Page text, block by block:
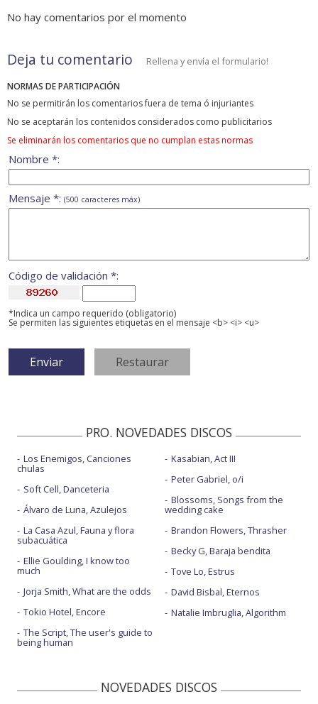
No hay comentarios por el momento
Deja tu comentario Rellena y envía el formulario!
NORMAS DE PARTICIPACIÓN
No se permitirán los comentarios fuera de tema ó injuriantes
No se aceptarán los contenidos considerados como publicitarios
Se eliminarán los comentarios que no cumplan estas normas
Nombre *:
Mensaje *: (500 caracteres máx)
Código de validación *:
*Indica un campo requerido (obligatorio)
Se permiten las siguientes etiquetas en el mensaje <b> <i> <u>
PRO. NOVEDADES DISCOS
Los Enemigos, Canciones
chulas
Soft Cell, Danceteria
Álvaro de Luna, Azulejos
La Casa Azul, Fauna y flora
subacuática
Ellie Goulding, I know too
much
Jorja Smith, What are the odds
Tokio Hotel, Encore
The Script, The user's guide to
being human
Kasabian, Act III
Peter Gabriel, o/i
Blossoms, Songs from the
wedding cake
Brandon Flowers, Thrasher
Becky G, Baraja bendita
Tove Lo, Estrus
David Bisbal, Eternos
Natalie Imbruglia, Algorithm
NOVEDADES DISCOS